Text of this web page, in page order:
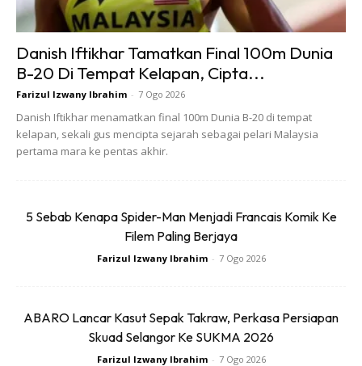
Ads
Buat pengguna kereta auto pasti sudah sinonim dengan
‘N’ ketika mengisi minyak juga popular. Mereka percaya
minyak tidak akan melalui proses injection ke dalam enjin
lalu boleh jimatkan minyak. Walhal sebenarnya ia langsung
Danish Iftikhar Tamatkan Final 100m Dunia
B-20 Di Tempat Kelapan, Cipta...
Farizul Izwany Ibrahim - 7 Ogo 2026
Danish Iftikhar menamatkan final 100m Dunia B-20 di tempat
kelapan, sekali gus mencipta sejarah sebagai pelari Malaysia
pertama mara ke pentas akhir.
5 Sebab Kenapa Spider-Man Menjadi Francais Komik Ke
Filem Paling Berjaya
Farizul Izwany Ibrahim - 7 Ogo 2026
ABARO Lancar Kasut Sepak Takraw, Perkasa Persiapan
Skuad Selangor Ke SUKMA 2026
Farizul Izwany Ibrahim - 7 Ogo 2026